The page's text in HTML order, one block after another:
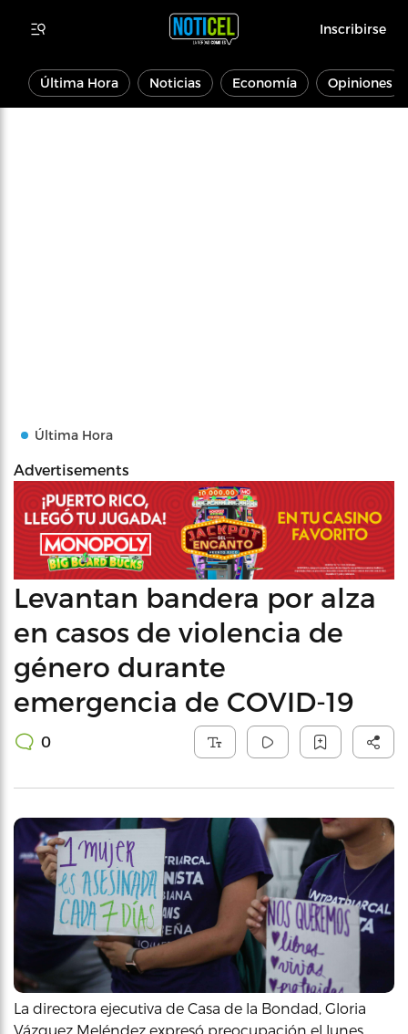
Inscribirse
Última Hora Noticias Economía Opiniones
Última Hora
Advertisements
Levantan bandera por alza
en casos de violencia de
género durante
emergencia de COVID-19
0
La directora ejecutiva de Casa de la Bondad, Gloria
Vázquez Meléndez expresó preocupación el lunes